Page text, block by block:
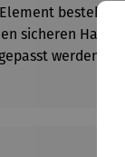
besteht
sicheren Halt
werden